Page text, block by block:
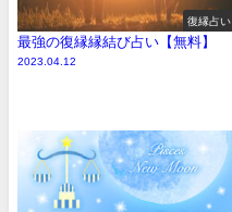
復縁占い
最強の復縁縁結び占い【無料】
2023.04.12